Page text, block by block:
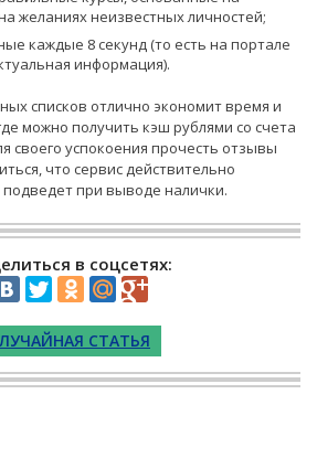
желаниях неизвестных личностей;
каждые 8 секунд (то есть на портале
информация).
списков отлично экономит время и
можно получить кэш рублями со счета
своего успокоения прочесть отзывы
что сервис действительно
при выводе налички.
в соцсетях:
СТАТЬЯ